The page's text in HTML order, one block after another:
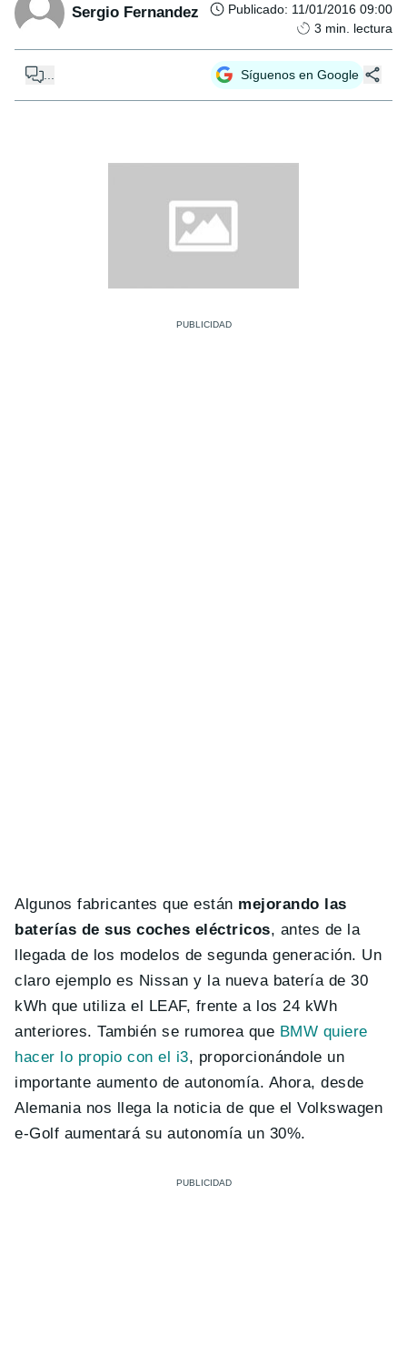
Sergio Fernandez Publicado: 11/01/2016 09:00
3 min. lectura
Síguenos en Google
Algunos fabricantes que están mejorando las
baterías de sus coches eléctricos, antes de la
llegada de los modelos de segunda generación. Un
claro ejemplo es Nissan y la nueva batería de 30
kWh que utiliza el LEAF, frente a los 24 kWh
anteriores. También se rumorea que BMW quiere
hacer lo propio con el i3, proporcionándole un
importante aumento de autonomía. Ahora, desde
Alemania nos llega la noticia de que el Volkswagen
e-Golf aumentará su autonomía un 30%.